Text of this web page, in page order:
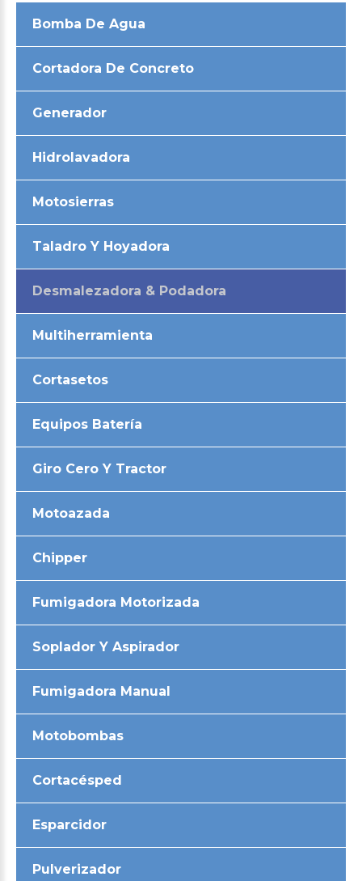
Bomba De Agua
Cortadora De Concreto
Generador
Hidrolavadora
Motosierras
Taladro Y Hoyadora
Desmalezadora & Podadora
Multiherramienta
Cortasetos
Equipos Batería
Giro Cero Y Tractor
Motoazada
Chipper
Fumigadora Motorizada
Soplador Y Aspirador
Fumigadora Manual
Motobombas
Cortacésped
Esparcidor
Pulverizador